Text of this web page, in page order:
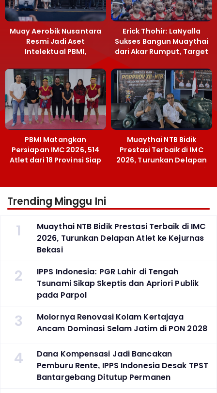
Muay Aerobik Nusantara
Resmi Jadi Aset
Intelektual PBMI,
Terobosan Bangun
Grassroots
Erick Thohir: LaNyalla
Sukses Bangun Muaythai
dari Akar Rumput, Target
PBMI Matangkan
Persiapan IMC 2026, 514
Atlet dari 18 Provinsi Siap
Berlaga Besok di Bekasi
Muaythai NTB Bidik
Prestasi Terbaik di IMC
2026, Turunkan Delapan
Atlet ke Kejurnas Bekasi
Trending Minggu Ini
1
Muaythai NTB Bidik Prestasi Terbaik di IMC
2026, Turunkan Delapan Atlet ke Kejurnas
Bekasi
2
IPPS Indonesia: PGR Lahir di Tengah
Tsunami Sikap Skeptis dan Apriori Publik
pada Parpol
3
Molornya Renovasi Kolam Kertajaya
Ancam Dominasi Selam Jatim di PON 2028
4
Dana Kompensasi Jadi Bancakan
Pemburu Rente, IPPS Indonesia Desak TPST
Bantargebang Ditutup Permanen